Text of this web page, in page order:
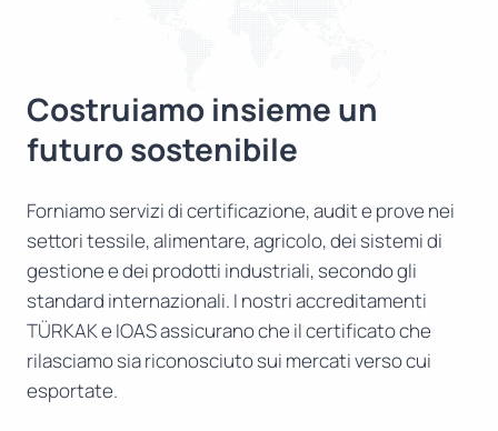
Costruiamo insieme un
futuro sostenibile
Forniamo servizi di certificazione, audit e prove nei
settori tessile, alimentare, agricolo, dei sistemi di
gestione e dei prodotti industriali, secondo gli
standard internazionali. I nostri accreditamenti
TÜRKAK e IOAS assicurano che il certificato che
rilasciamo sia riconosciuto sui mercati verso cui
esportate.